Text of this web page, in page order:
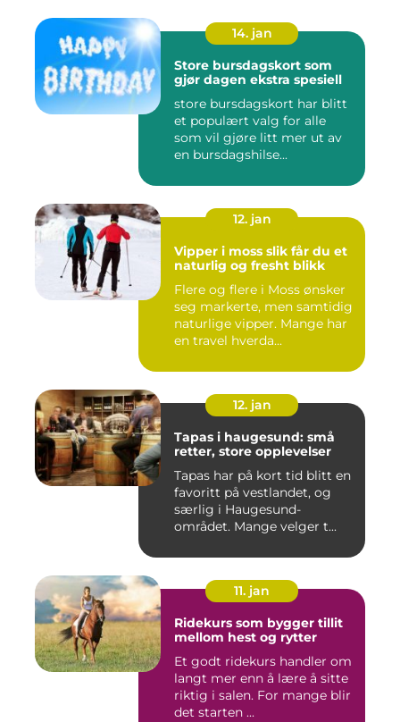
14. jan
Store bursdagskort som
gjør dagen ekstra spesiell
store bursdagskort har blitt
et populært valg for alle
som vil gjøre litt mer ut av
en bursdagshilse...
12. jan
Vipper i moss slik får du et
naturlig og fresht blikk
Flere og flere i Moss ønsker
seg markerte, men samtidig
naturlige vipper. Mange har
en travel hverda...
12. jan
Tapas i haugesund: små
retter, store opplevelser
Tapas har på kort tid blitt en
favoritt på vestlandet, og
særlig i Haugesund-
området. Mange velger t...
11. jan
Ridekurs som bygger tillit
mellom hest og rytter
Et godt ridekurs handler om
langt mer enn å lære å sitte
riktig i salen. For mange blir
det starten ...